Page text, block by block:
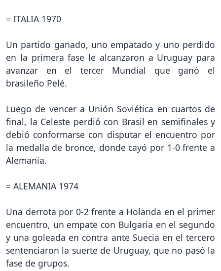
= ITALIA 1970
Un partido ganado, uno empatado y uno perdido
en la primera fase le alcanzaron a Uruguay para
avanzar en el tercer Mundial que ganó el
brasileño Pelé.
Luego de vencer a Unión Soviética en cuartos de
final, la Celeste perdió con Brasil en semifinales y
debió conformarse con disputar el encuentro por
la medalla de bronce, donde cayó por 1-0 frente a
Alemania.
= ALEMANIA 1974
Una derrota por 0-2 frente a Holanda en el primer
encuentro, un empate con Bulgaria en el segundo
y una goleada en contra ante Suecia en el tercero
sentenciaron la suerte de Uruguay, que no pasó la
fase de grupos.